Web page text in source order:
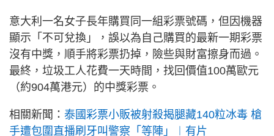
意大利一名女子長年購買同一組彩票號碼，但因機器
顯示「不可兌換」，誤以為自己購買的最新一期彩票
沒有中獎，順手將彩票扔掉，險些與財富擦身而過。
最終，垃圾工人花費一天時間，找回價值100萬歐元
（約904萬港元）的中獎彩票。
相關新聞： 泰國彩票小販被射殺揭腿藏140粒冰毒 槍
手遭包圍直播刷牙叫警察「等陣」︱有片